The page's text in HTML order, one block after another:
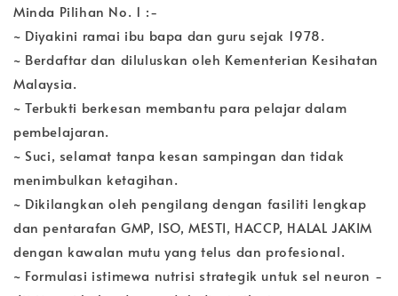
Minda Pilihan No. 1 :-
~ Diyakini ramai ibu bapa dan guru sejak 1978.
~ Berdaftar dan diluluskan oleh Kementerian Kesihatan
Malaysia.
~ Terbukti berkesan membantu para pelajar dalam
pembelajaran.
~ Suci, selamat tanpa kesan sampingan dan tidak
menimbulkan ketagihan.
~ Dikilangkan oleh pengilang dengan fasiliti lengkap
dan pentarafan GMP, ISO, MESTI, HACCP, HALAL JAKIM
dengan kawalan mutu yang telus dan profesional.
~ Formulasi istimewa nutrisi strategik untuk sel neuron -